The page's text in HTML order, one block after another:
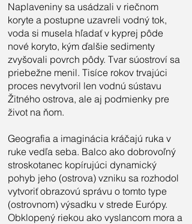
Naplaveniny sa usádzali v riečnom
koryte a postupne uzavreli vodný tok,
voda si musela hľadať v kyprej pôde
nové koryto, kým ďalšie sedimenty
zvyšovali povrch pôdy. Tvar súostroví sa
priebežne menil. Tisíce rokov trvajúci
proces nevytvoril len vodnú sústavu
Žitného ostrova, ale aj podmienky pre
život na ňom.
Geografia a imaginácia kráčajú ruka v
ruke vedľa seba. Balco ako dobrovoľný
stroskotanec kopírujúci dynamický
pohyb jeho (ostrova) vzniku sa rozhodol
vytvoriť obrazovú správu o tomto type
(ostrovnom) výsadku v strede Európy.
Obklopený riekou ako vyslancom mora a